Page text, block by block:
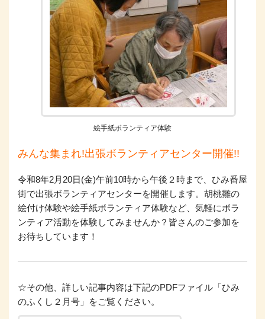
絵手紙ボランティア体験
みんな集まれ!出張ボランティアセンター開催!!
令和8年2月20日(金)午前10時から午後２時まで、ひみ番屋
街で出張ボランティアセンターを開催します。胡桃雛の
絵付け体験や絵手紙ボランティア体験など、気軽にボラ
ンティア活動を体験してみませんか？皆さんのご参加を
お待ちしています！
☆その他、詳しい記事内容は下記のPDFファイル「ひみ
のふくし２月号」をご覧ください。